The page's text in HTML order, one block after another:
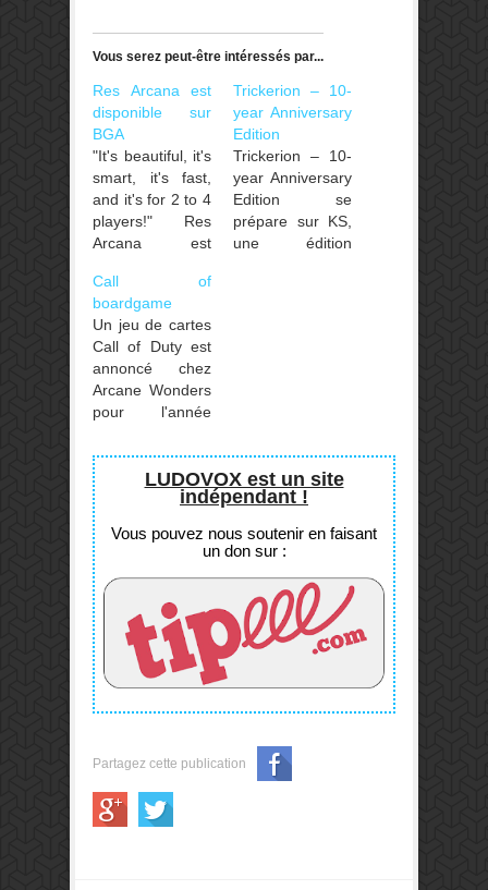
Vous serez peut-être intéressés par...
Res Arcana est
disponible sur
BGA
"It's beautiful, it's
smart, it's fast,
and it's for 2 to 4
players!" Res
Arcana est
ligne sur Board
Game Arena
Trickerion – 10-
year Anniversary
Edition
Trickerion – 10-
year Anniversary
Edition se
prépare sur KS,
une édition
nouvelles façons
de préparer des
tours, et un
changement
dans l'économie
grâce aux éclats
d'arcane.
Call of
boardgame
Un jeu de cartes
Call of Duty est
annoncé chez
Arcane Wonders
pour l'année
LUDOVOX est un site
indépendant !
Vous pouvez nous soutenir en faisant
un don sur :
Partagez cette publication